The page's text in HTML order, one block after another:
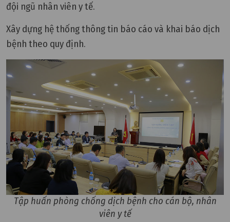
đội ngũ nhân viên y tế.
Xây dựng hệ thống thông tin báo cáo và khai báo dịch
bệnh theo quy định.
Tập huấn phòng chống dịch bệnh cho cán bộ, nhân
viên y tế